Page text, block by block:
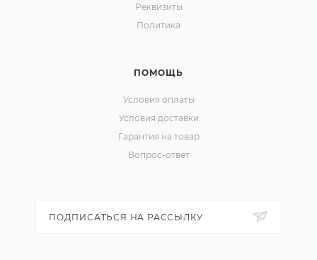
Реквизиты
Политика
ПОМОЩЬ
Условия оплаты
Условия доставки
Гарантия на товар
Вопрос-ответ
ПОДПИСАТЬСЯ НА РАССЫЛКУ